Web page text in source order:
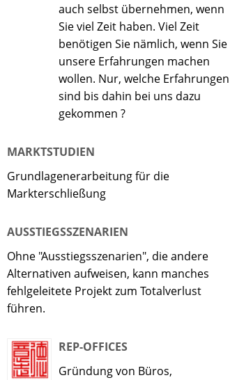
auch selbst übernehmen, wenn
Sie viel Zeit haben. Viel Zeit
benötigen Sie nämlich, wenn Sie
unsere Erfahrungen machen
wollen. Nur, welche Erfahrungen
sind bis dahin bei uns dazu
gekommen ?
MARKTSTUDIEN
Grundlagenerarbeitung für die
Markterschließung
AUSSTIEGSSZENARIEN
Ohne "Ausstiegsszenarien", die andere
Alternativen aufweisen, kann manches
fehlgeleitete Projekt zum Totalverlust
führen.
REP-OFFICES
Gründung von Büros,